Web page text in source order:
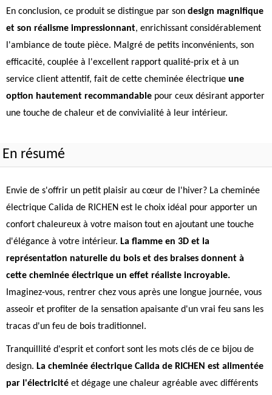
En conclusion, ce produit se distingue par son design magnifique
et son réalisme impressionnant, enrichissant considérablement
l'ambiance de toute pièce. Malgré de petits inconvénients, son
efficacité, couplée à l'excellent rapport qualité-prix et à un
service client attentif, fait de cette cheminée électrique une
option hautement recommandable pour ceux désirant apporter
une touche de chaleur et de convivialité à leur intérieur.
En résumé
Envie de s'offrir un petit plaisir au cœur de l'hiver? La cheminée
électrique Calida de RICHEN est le choix idéal pour apporter un
confort chaleureux à votre maison tout en ajoutant une touche
d'élégance à votre intérieur. La flamme en 3D et la
représentation naturelle du bois et des braises donnent à
cette cheminée électrique un effet réaliste incroyable.
Imaginez-vous, rentrer chez vous après une longue journée, vous
asseoir et profiter de la sensation apaisante d'un vrai feu sans les
tracas d'un feu de bois traditionnel.
Tranquillité d'esprit et confort sont les mots clés de ce bijou de
design. La cheminée électrique Calida de RICHEN est alimentée
par l'électricité et dégage une chaleur agréable avec différents